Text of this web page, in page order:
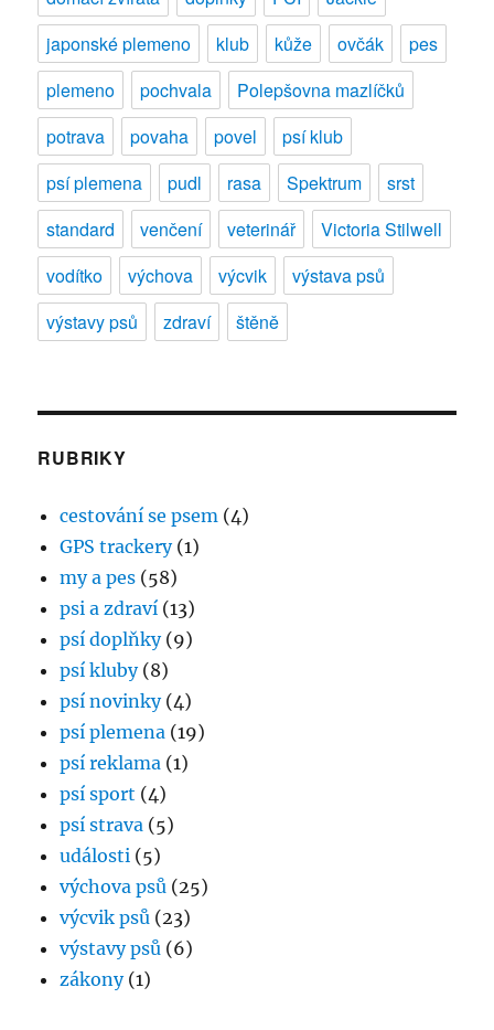
japonské plemeno
klub kůže ovčák
pes
plemeno
pochvala
Polepšovna mazlíčků
potrava
povaha povel
psí klub
psí plemena
pudl rasa Spektrum
srst
standard
venčení veterinář
Victoria Stilwell
vodítko
výchova výcvik
výstava psů
výstavy psů
zdraví štěně
RUBRIKY
cestování se psem (4)
GPS trackery(1)
my a pes (58)
psi a zdraví (13)
psí doplňky(9)
psí kluby(8)
psí novinky(4)
psí plemena (19)
psí reklama (1)
psí sport (4)
psí strava (5)
události (5)
výchova psů (25)
výcvik psů (23)
výstavy psů (6)
zákony(1)